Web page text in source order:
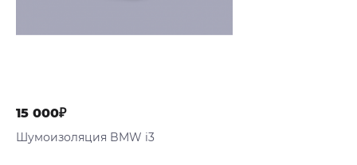
15 000₽
Шумоизоляция BMW i3